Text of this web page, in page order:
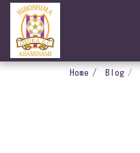
Home Blog